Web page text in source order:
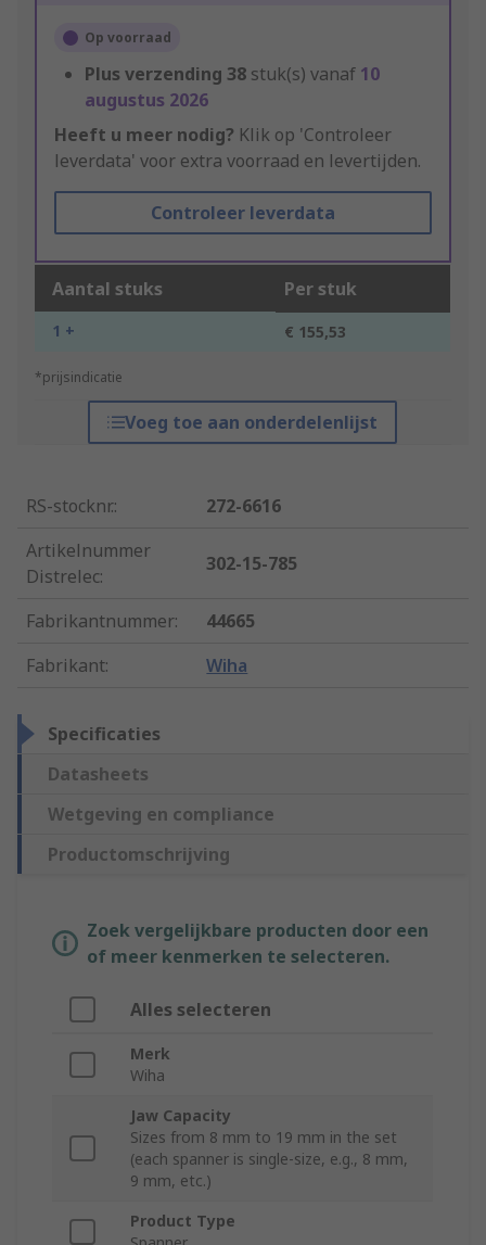
Op voorraad
Plus verzending 38 stuk(s) vanaf 10
augustus 2026
Heeft u meer nodig? Klik op 'Controleer
leverdata' voor extra voorraad en levertijden.
Controleer leverdata
Aantal stuks Per stuk
1 + € 155,53
*prijsindicatie
Voeg toe aan onderdelenlijst
RS-stocknr.:
272-6616
Artikelnummer
Distrelec:
302-15-785
Fabrikantnummer:
44665
Fabrikant: Wiha
Specificaties
Datasheets
Wetgeving en compliance
Productomschrijving
Zoek vergelijkbare producten door een
of meer kenmerken te selecteren.
Alles selecteren
Merk
Wiha
Jaw Capacity
Sizes from 8 mm to 19 mm in the set
(each spanner is single-size, e.g., 8 mm,
9 mm, etc.)
Product Type